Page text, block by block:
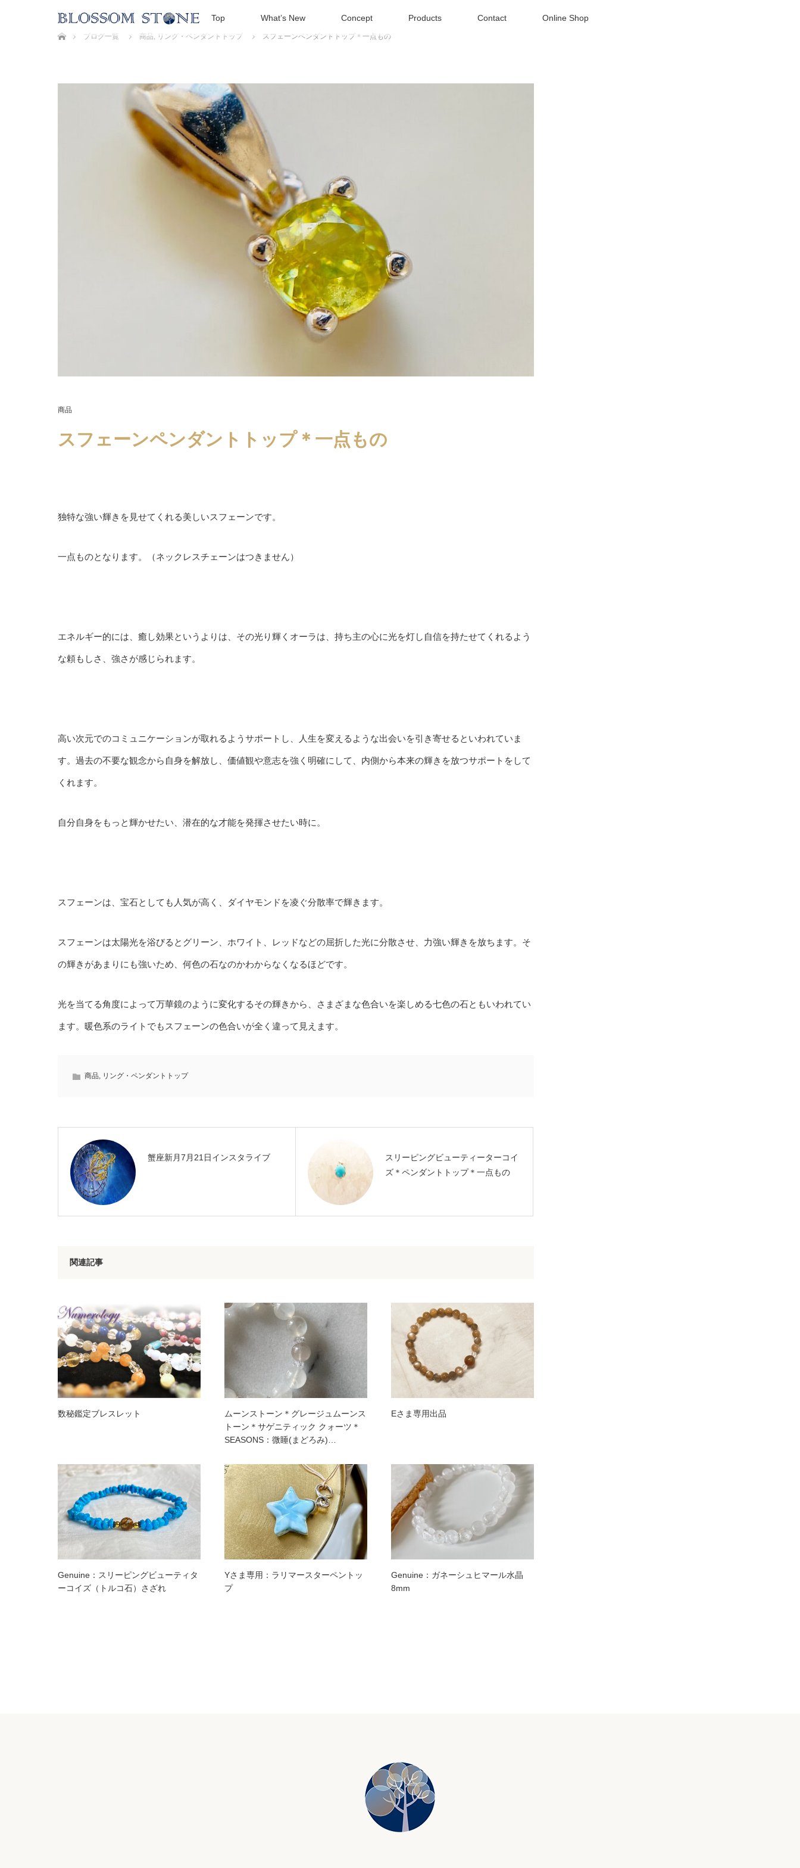
Top What’s New Concept Products Contact Online Shop
ホーム
ブログ一覧
商品, リング・ペンダントトップ スフェーンペンダントトップ＊一点もの
商品
スフェーンペンダントトップ＊一点もの
独特な強い輝きを見せてくれる美しいスフェーンです。
一点ものとなります。（ネックレスチェーンはつきません）
エネルギー的には、癒し効果というよりは、その光り輝くオーラは、持ち主の心に光を灯し自信を持たせてくれるよう
な頼もしさ、強さが感じられます。
高い次元でのコミュニケーションが取れるようサポートし、人生を変えるような出会いを引き寄せるといわれていま
す。過去の不要な観念から自身を解放し、価値観や意志を強く明確にして、内側から本来の輝きを放つサポートをして
くれます。
自分自身をもっと輝かせたい、潜在的な才能を発揮させたい時に。
スフェーンは、宝石としても人気が高く、ダイヤモンドを凌ぐ分散率で輝きます。
スフェーンは太陽光を浴びるとグリーン、ホワイト、レッドなどの屈折した光に分散させ、力強い輝きを放ちます。そ
の輝きがあまりにも強いため、何色の石なのかわからなくなるほどです。
光を当てる角度によって万華鏡のように変化するその輝きから、さまざまな色合いを楽しめる七色の石ともいわれてい
ます。暖色系のライトでもスフェーンの色合いが全く違って見えます。
商品, リング・ペンダントトップ
蟹座新月7月21日インスタライブ
スリーピングビューティーターコイ
ズ＊ペンダントトップ＊一点もの
関連記事
数秘鑑定ブレスレット
ムーンストーン＊グレージュムーンス
トーン＊サゲニティック クォーツ＊
SEASONS：微睡(まどろみ)…
Eさま専用出品
Genuine：スリーピングビューティタ
ーコイズ（トルコ石）さざれ
Yさま専用：ラリマースターペントッ
プ
Genuine：ガネーシュヒマール水晶
8mm